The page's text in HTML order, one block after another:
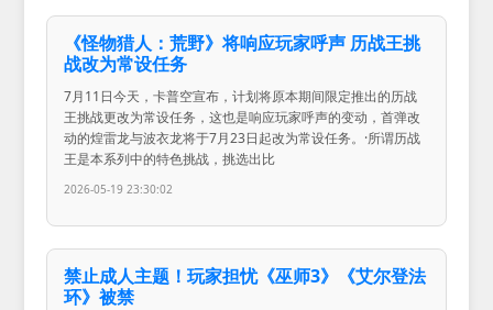
《怪物猎人：荒野》将响应玩家呼声 历战王挑
战改为常设任务
7月11日今天，卡普空宣布，计划将原本期间限定推出的历战
王挑战更改为常设任务，这也是响应玩家呼声的变动，首弹改
动的煌雷龙与波衣龙将于7月23日起改为常设任务。·所谓历战
王是本系列中的特色挑战，挑选出比
2026-05-19 23:30:02
禁止成人主题！玩家担忧《巫师3》《艾尔登法
环》被禁